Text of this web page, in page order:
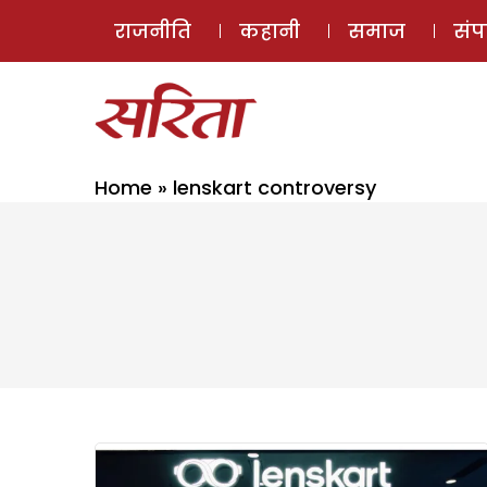
राजनीति कहानी समाज
Home » lenskart controversy